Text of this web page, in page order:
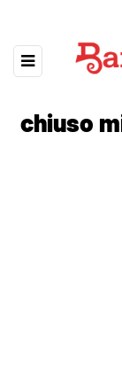
chiuso